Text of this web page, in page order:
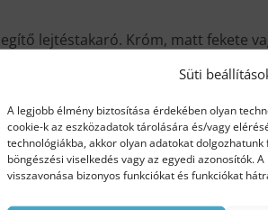
Süti
A legjobb élmény biztosítása érdekében olyan
cookie-k az eszközadatok tárolására és/vagy
technológiákba, akkor olyan adatokat dolgozhatunk
böngészési viselkedés vagy az egyedi azonosítók.
visszavonása bizonyos funkciókat és funkciókat
lejtéstakaró. Króm, matt fekete